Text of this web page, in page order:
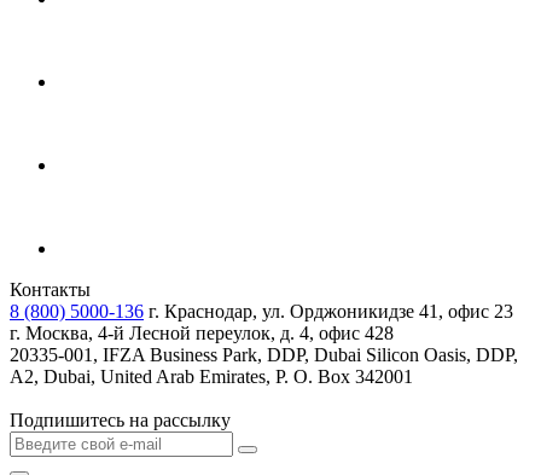
Контакты
8 (800) 5000-136 г. Краснодар, ул. Орджоникидзе 41, офис 23
г. Москва, 4-й Лесной переулок, д. 4, офис 428
20335-001, IFZA Business Park, DDP, Dubai Silicon Oasis, DDP,
A2, Dubai, United Arab Emirates, P. O. Box 342001
Подпишитесь на рассылку